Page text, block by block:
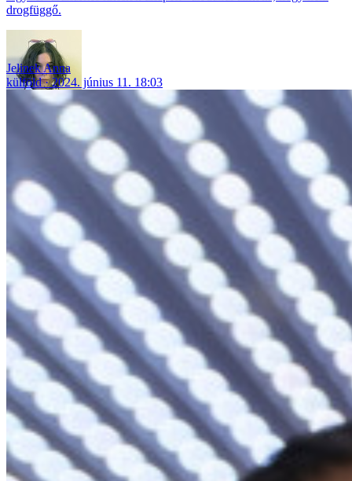
drogfüggő.
Jelinek Anna
külföld
2024. június 11. 18:03